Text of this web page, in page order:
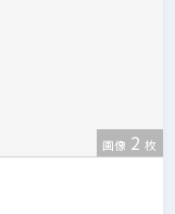
画像 2 枚